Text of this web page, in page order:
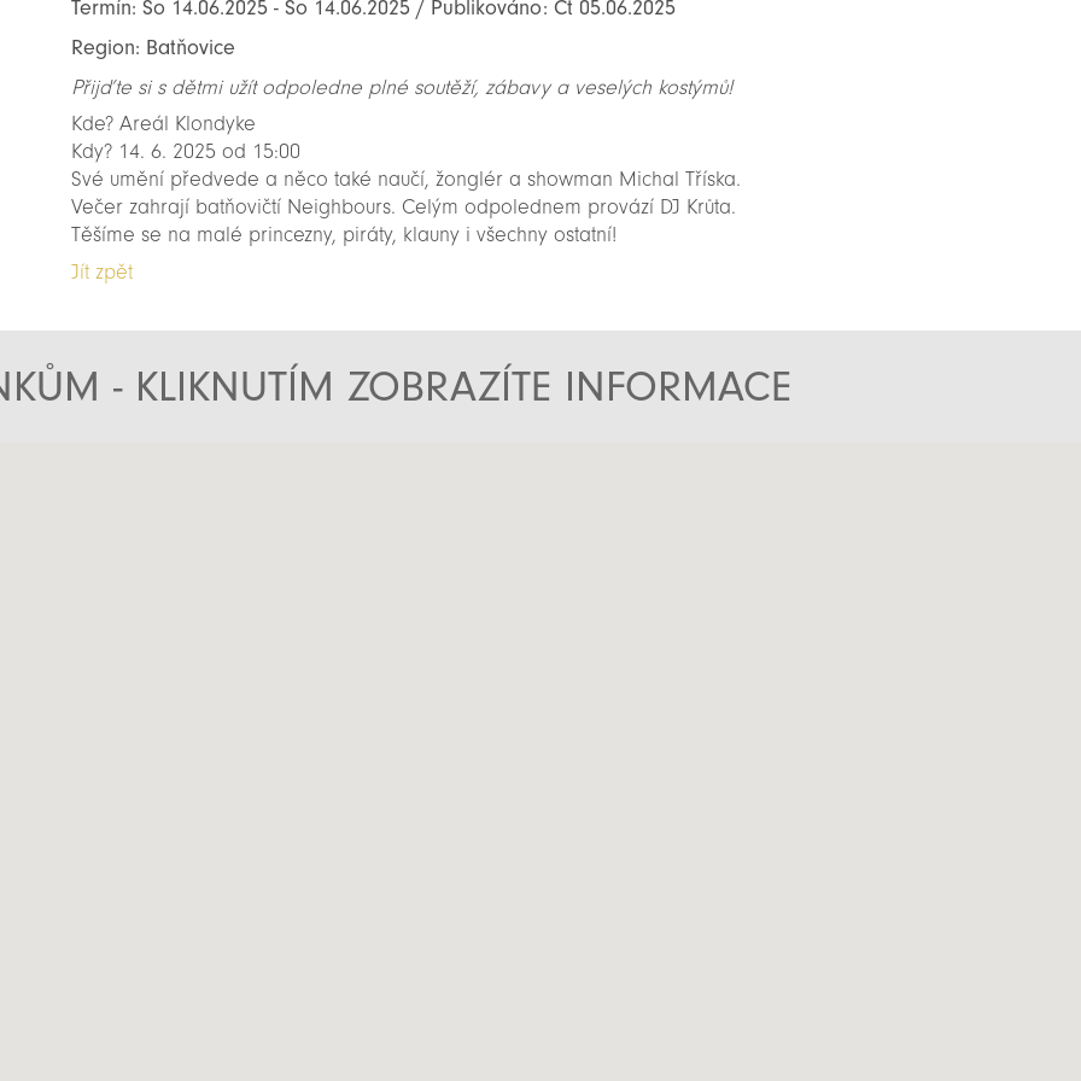
Termín: So 14.06.2025 - So 14.06.2025 / Publikováno: Čt 05.06.2025
Region: Batňovice
Přijďte si s dětmi užít odpoledne plné soutěží, zábavy a veselých kostýmů!
Kde? Areál Klondyke
Kdy? 14. 6. 2025 od 15:00
Své umění předvede a něco také naučí, žonglér a showman Michal Tříska.
Večer zahrají batňovičtí Neighbours. Celým odpolednem provází DJ Krůta.
Těšíme se na malé princezny, piráty, klauny i všechny ostatní!
Jít zpět
- KLIKNUTÍM ZOBRAZÍTE INFORMACE